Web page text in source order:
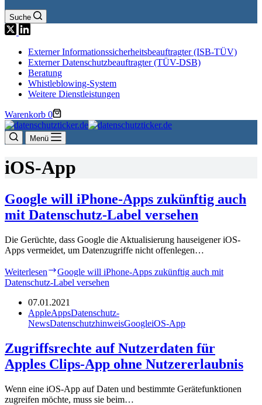
Suche
Externer Informationssicherheitsbeauftragter (ISB-TÜV)
Externer Datenschutzbeauftragter (TÜV-DSB)
Beratung
Whistleblowing-System
Weitere Dienstleistungen
Warenkorb 0
Menü
iOS-App
Google will iPhone-Apps zukünftig auch
mit Datenschutz-Label versehen
Die Gerüchte, dass Google die Aktualisierung hauseigener iOS-
Apps vermeidet, um Datenzugriffe nicht offenlegen…
Weiterlesen
Google will iPhone-Apps zukünftig auch mit
Datenschutz-Label versehen
07.01.2021
AppleAppsDatenschutz-
NewsDatenschutzhinweisGoogleiOS-App
Zugriffsrechte auf Nutzerdaten für
Apples Clips-App ohne Nutzererlaubnis
Wenn eine iOS-App auf Daten und bestimmte Gerätefunktionen
zugreifen möchte, muss sie beim…